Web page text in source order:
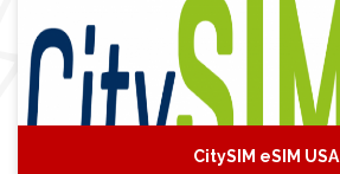
CitySIM eSIM USA